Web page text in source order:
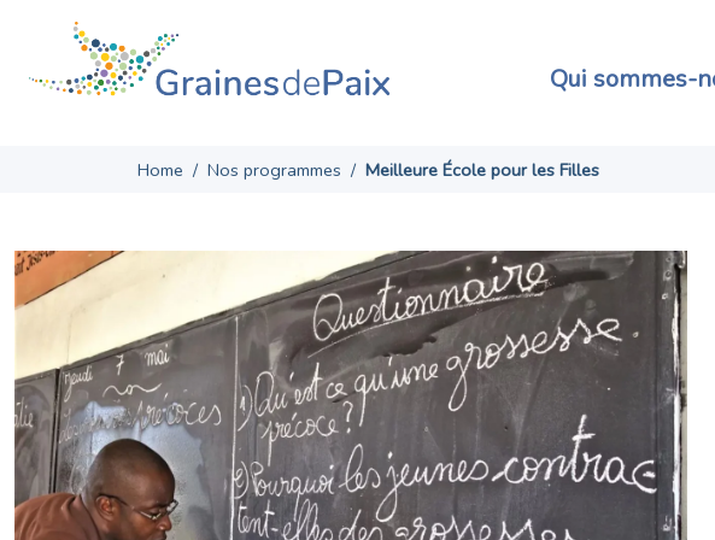
content
Qui sommes-
Home / Nos programmes / Meilleure École pour les Filles